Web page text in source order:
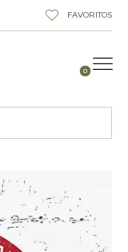
FAVORITOS
0